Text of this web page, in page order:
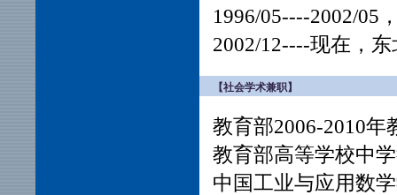
1996/05----2002/05
2002/12----现在，
【社会学术兼职】
教育部2006-2010
教育部高等学校中
中国工业与应用数